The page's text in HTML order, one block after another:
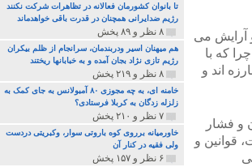
آرایش می
که با
اند و
و فشار
قوانین و
تا بانوان کشورمان فعالانه در تظاهرات شرکت نکنند
رژیم ضدایرانی همچنان در قدرت باقی خواهدماند
۸ نظر و ۸۹ پخش
هم میهنان اسیر ودربندمان، سرانجام از ظلم بیکران
رژیم تازی نژاد بجان آمده و به خبابانها ریختند
۸ نظر و ۲۱۹ پخش
خامنه ای، به چه مجوزی ۸۰ آمبولانس به جای کمک به
زلزله زدگان به کربلا فرستادی؟
۷ نظر و ۲۱۰ پخش
خاورمیانه برروی کوه باروتی سوار، وکبریتی دردست
ولی فقیه در کنار آن
۶ نظر و ۱۵۷ پخش